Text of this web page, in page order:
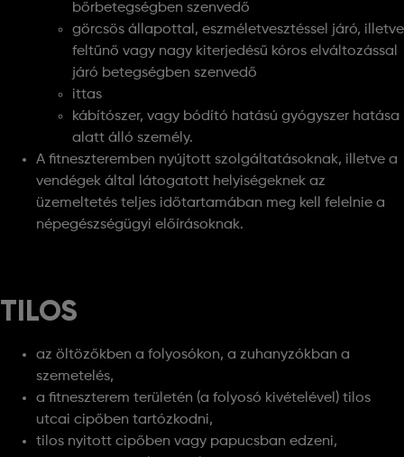
bőrbetegségben szenvedő
görcsös állapottal, eszméletvesztéssel járó, illetve
feltűnő vagy nagy kiterjedésű kóros elváltozással
járó betegségben szenvedő
ittas
kábítószer, vagy bódító hatású gyógyszer hatása
alatt álló személy.
A fitneszteremben nyújtott szolgáltatásoknak, illetve a
vendégek által látogatott helyiségeknek az
üzemeltetés teljes időtartamában meg kell felelnie a
népegészségügyi előírásoknak.
TILOS
az öltözőkben a folyosókon, a zuhanyzókban a
szemetelés,
a fitneszterem területén (a folyosó kivételével) tilos
utcai cipőben tartózkodni,
tilos nyitott cipőben vagy papucsban edzeni,